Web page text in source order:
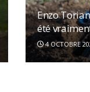
Enzo
été
4 OCTOBRE